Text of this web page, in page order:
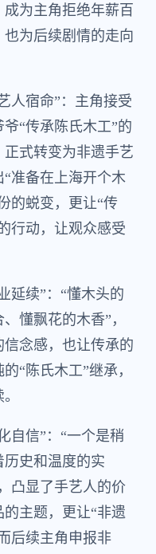
为主角拒绝年薪百
为后续剧情的走向
人宿命”：主角接受
“传承陈氏木工”的
式转变为非遗手艺
准备在上海开个木
的蜕变，更让“传
行动，让观众感受
延续”：“懂木头的
懂飘花的木香”，
念感，也让传承的
“陈氏木工”继承，
自信”：“一个是稍
史和温度的实
凸显了手艺人的价
主题，更让“非遗
后续主角申报非